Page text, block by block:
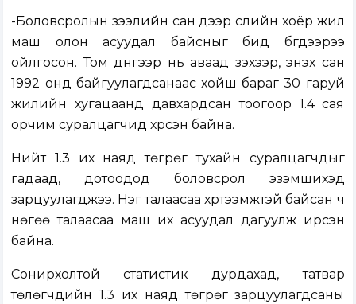
-Боловсролын зээлийн сан дээр сүүлийн хоёр жил
маш олон асуудал байсныг бид бүгдээрээ
ойлгосон. Том дүнгээр нь аваад үзэхээр, энэхүү сан
1992 онд байгуулагдсанаас хойш бараг 30 гаруй
жилийн хугацаанд давхардсан тоогоор 1.4 сая
орчим суралцагчид хүрсэн байна.
Нийт 1.3 их наяд төгрөг тухайн суралцагчдыг
гадаад, дотоодод боловсрол эзэмшихэд
зарцуулагджээ. Нэг талаасаа хүртээмжтэй байсан ч
нөгөө талаасаа маш их асуудал дагуулж ирсэн
байна.
Сонирхолтой статистик дурдахад, татвар
төлөгчдийн 1.3 их наяд төгрөг зарцуулагдсаны